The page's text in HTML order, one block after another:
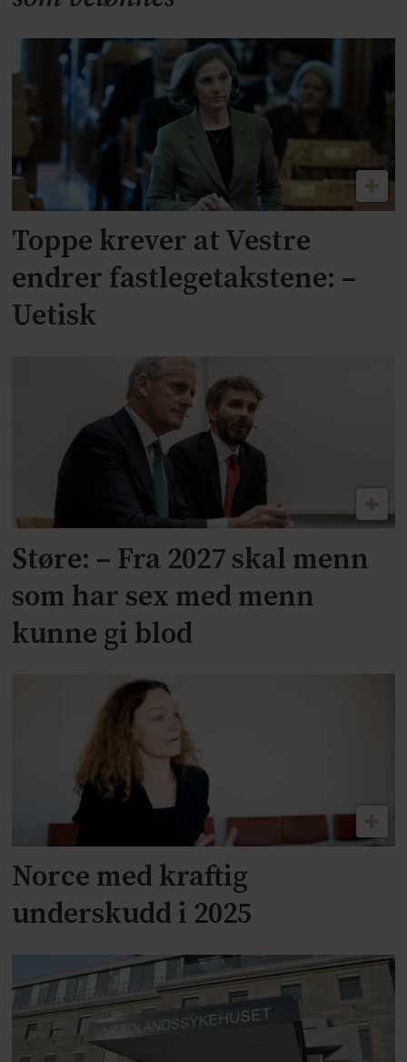
Toppe krever at Vestre
endrer fastlegetakstene: –
Uetisk
Støre: – Fra 2027 skal menn
som har sex med menn
kunne gi blod
Norce med kraftig
underskudd i 2025